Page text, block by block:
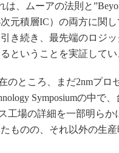
、ムーアの法則と
元積層IC）の両方に関
き続き、最先端のロジ
ということを実証してい
ところ、まだ2nmプロ
Symposiumの中で
工場の詳細を一部明ら
ものの、それ以外の生